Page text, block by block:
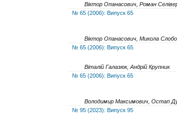
Віктор Опанасович, Роман
№ 65 (2006): Випуск 65
Віктор Опанасович, Микола
№ 65 (2006): Випуск 65
Віталій Галазюк, Андрій Крупник
№ 65 (2006): Випуск 65
Володимир Максимович, Остап
№ 95 (2023): Випуск 95